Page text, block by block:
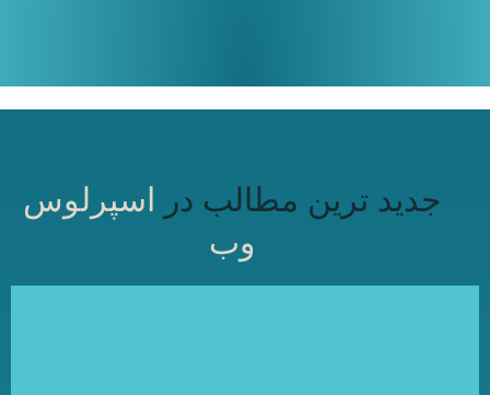
جدید ترین مطالب در
اسپرلوس
وب